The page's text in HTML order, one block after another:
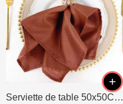
Serviette de table 50x50CM Terracotta